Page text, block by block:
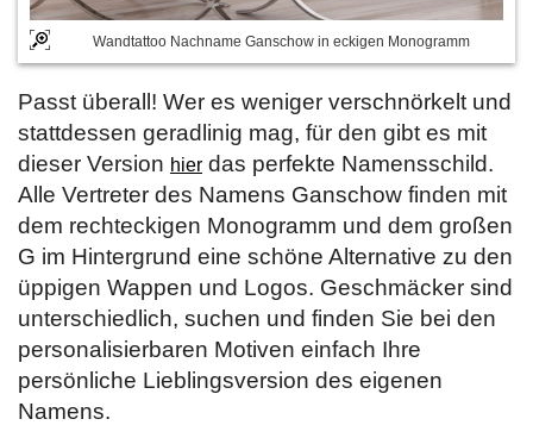
Wandtattoo Nachname Ganschow in eckigen Monogramm
Passt überall! Wer es weniger verschnörkelt und
stattdessen geradlinig mag, für den gibt es mit
dieser Version hier das perfekte Namensschild.
Alle Vertreter des Namens Ganschow finden mit
dem rechteckigen Monogramm und dem großen
G im Hintergrund eine schöne Alternative zu den
üppigen Wappen und Logos. Geschmäcker sind
unterschiedlich, suchen und finden Sie bei den
personalisierbaren Motiven einfach Ihre
persönliche Lieblingsversion des eigenen
Namens.